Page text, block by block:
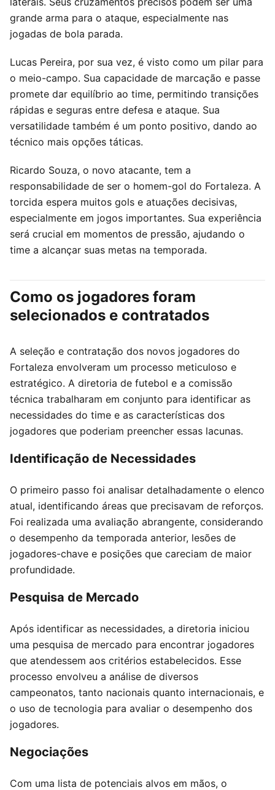
grande arma para o ataque, especialmente nas
jogadas de bola parada.
Lucas Pereira, por sua vez, é visto como um pilar para
o meio-campo. Sua capacidade de marcação e passe
promete dar equilíbrio ao time, permitindo transições
rápidas e seguras entre defesa e ataque. Sua
versatilidade também é um ponto positivo, dando ao
técnico mais opções táticas.
Ricardo Souza, o novo atacante, tem a
responsabilidade de ser o homem-gol do Fortaleza. A
torcida espera muitos gols e atuações decisivas,
especialmente em jogos importantes. Sua experiência
será crucial em momentos de pressão, ajudando o
time a alcançar suas metas na temporada.
Como os jogadores foram
selecionados e contratados
A seleção e contratação dos novos jogadores do
Fortaleza envolveram um processo meticuloso e
estratégico. A diretoria de futebol e a comissão
técnica trabalharam em conjunto para identificar as
necessidades do time e as características dos
jogadores que poderiam preencher essas lacunas.
Identificação de Necessidades
O primeiro passo foi analisar detalhadamente o elenco
atual, identificando áreas que precisavam de reforços.
Foi realizada uma avaliação abrangente, considerando
o desempenho da temporada anterior, lesões de
jogadores-chave e posições que careciam de maior
profundidade.
Pesquisa de Mercado
Após identificar as necessidades, a diretoria iniciou
uma pesquisa de mercado para encontrar jogadores
que atendessem aos critérios estabelecidos. Esse
processo envolveu a análise de diversos
campeonatos, tanto nacionais quanto internacionais, e
o uso de tecnologia para avaliar o desempenho dos
jogadores.
Negociações
Com uma lista de potenciais alvos em mãos, o